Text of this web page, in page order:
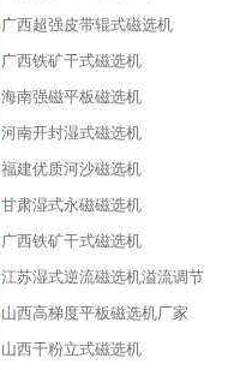
广西超强皮带辊式磁选机
广西铁矿干式磁选机
海南强磁平板磁选机
河南开封湿式磁选机
福建优质河沙磁选机
甘肃湿式永磁磁选机
广西铁矿干式磁选机
江苏湿式逆流磁选机溢流调节
山西高梯度平板磁选机厂家
山西干粉立式磁选机